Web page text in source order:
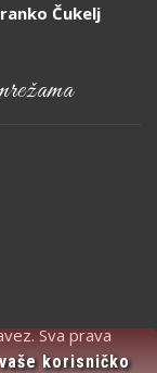
Čukelj
Sva prava
korisničko